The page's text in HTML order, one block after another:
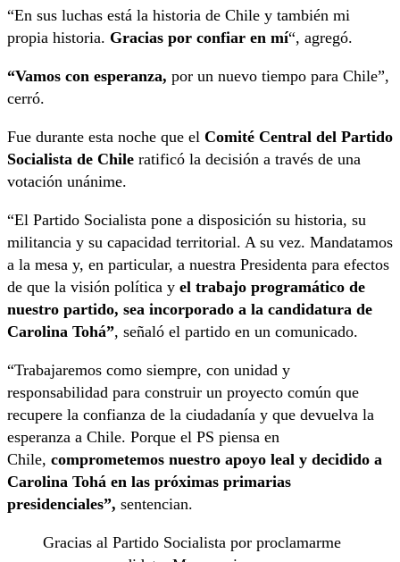
“En sus luchas está la historia de Chile y también mi
propia historia. Gracias por confiar en mí“, agregó.
“Vamos con esperanza, por un nuevo tiempo para Chile”,
cerró.
Fue durante esta noche que el Comité Central del Partido
Socialista de Chile ratificó la decisión a través de una
votación unánime.
“El Partido Socialista pone a disposición su historia, su
militancia y su capacidad territorial. A su vez. Mandatamos
a la mesa y, en particular, a nuestra Presidenta para efectos
de que la visión política y el trabajo programático de
nuestro partido, sea incorporado a la candidatura de
Carolina Tohá”, señaló el partido en un comunicado.
“Trabajaremos como siempre, con unidad y
responsabilidad para construir un proyecto común que
recupere la confianza de la ciudadanía y que devuelva la
esperanza a Chile. Porque el PS piensa en
Chile, comprometemos nuestro apoyo leal y decidido a
Carolina Tohá en las próximas primarias
presidenciales”, sentencian.
Gracias al Partido Socialista por proclamarme